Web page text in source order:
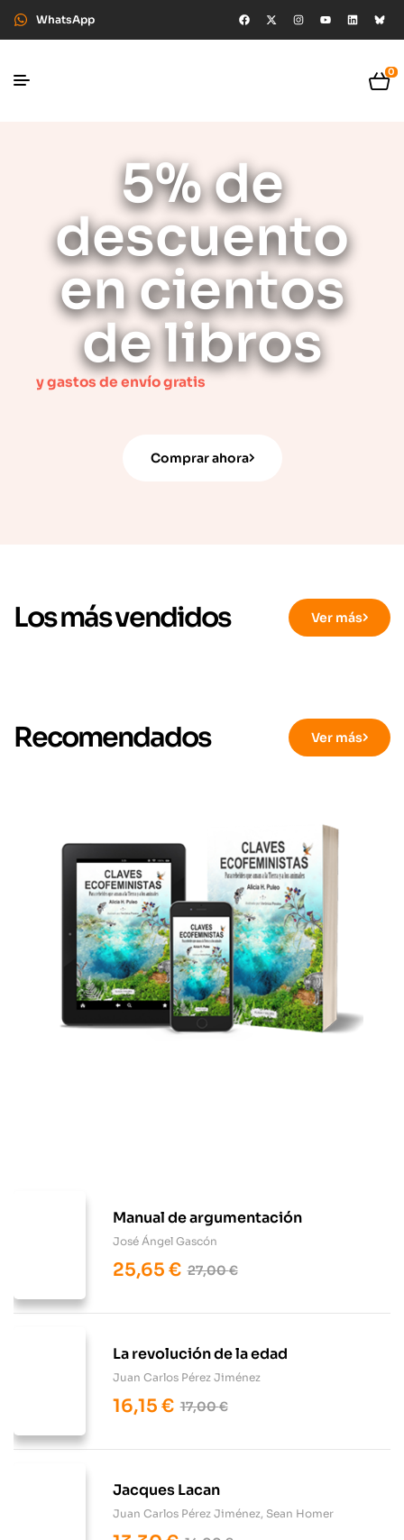
WhatsApp
0
5% de
descuento
en cientos
de libros
y gastos de envío gratis
Comprar ahora
Los más vendidos Ver más
Recomendados Ver más
Manual de argumentación
José Ángel Gascón
27,00€
25,65 €
La revolución de la edad
Juan Carlos Pérez Jiménez
17,00€
16,15 €
Jacques Lacan
Juan Carlos Pérez Jiménez, Sean Homer